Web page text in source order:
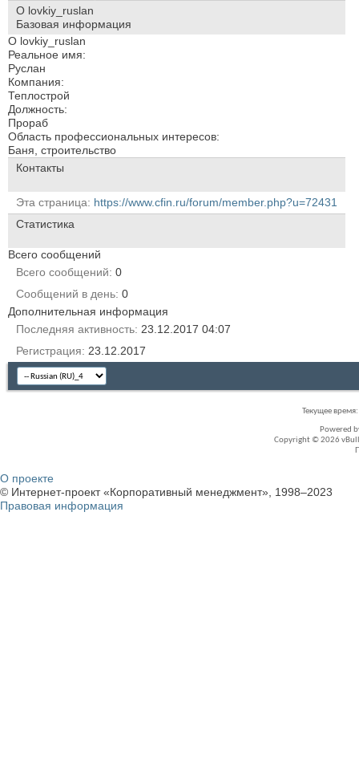
О lovkiy_ruslan
Базовая информация
О lovkiy_ruslan
Реальное имя:
Руслан
Компания:
Теплострой
Должность:
Прораб
Область профессиональных интересов:
Баня, строительство
Контакты
Эта страница
https://www.cfin.ru/forum/member.php?u=72431
Статистика
Всего сообщений
Всего сообщений 0
Сообщений в день 0
Дополнительная информация
Последняя активность 23.12.2017 04:07
Регистрация
23.12.2017
Текущее время:
Powered
Copyright © 2026
О проекте
© Интернет-проект «Корпоративный менеджмент», 1998–2023
Правовая информация